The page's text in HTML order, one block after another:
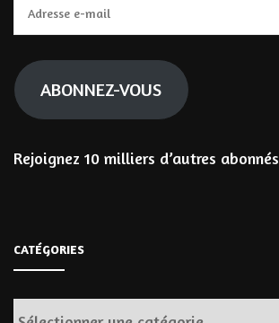
e-
mail
ABONNEZ-VOUS
Rejoignez 10 milliers d’autres abonnés
CATÉGORIES
Catégories